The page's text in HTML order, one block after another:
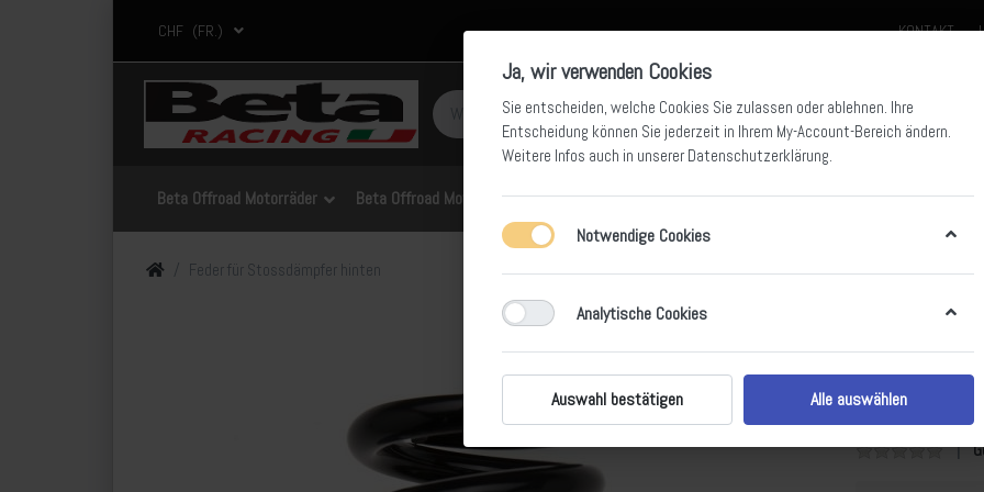
CHF (FR.) KONTAKT
Beta Offroad Motorräder Beta Offroad Motorräder für Kids Beta Offroad Team Bekleidung Beta Ersatzteile Beta
Feder für Stossdämpfer hinten
Feder für
Passt an das
Ja, wir verwenden Cookies
Sie entscheiden, welche Cookies Sie zulassen oder ablehnen. Ihre
Entscheidung können Sie jederzeit in Ihrem My-Account-Bereich ändern.
Weitere Infos auch in unserer Datenschutzerklärung.
Notwendige Cookies
Analytische Cookies
Auswahl bestätigen Alle auswählen